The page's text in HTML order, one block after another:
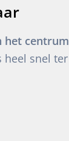
het centrum
heel snel ter